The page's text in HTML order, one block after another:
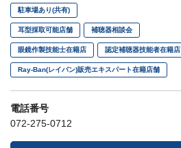
駐車場あり(共有)
耳型採取可能店舗 補聴器相談会
眼鏡作製技能士在籍店 認定補聴器技能者在籍店
Ray-Ban(レイバン)販売エキスパート在籍店舗
電話番号
072-275-0712